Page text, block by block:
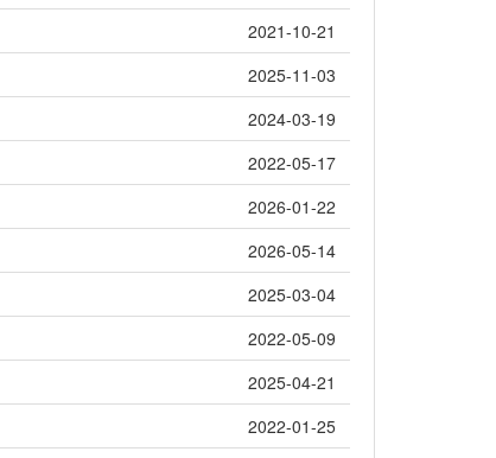
2021-10-21
2025-11-03
2024-03-19
2022-05-17
2026-01-22
2026-05-14
2025-03-04
2022-05-09
2025-04-21
2022-01-25